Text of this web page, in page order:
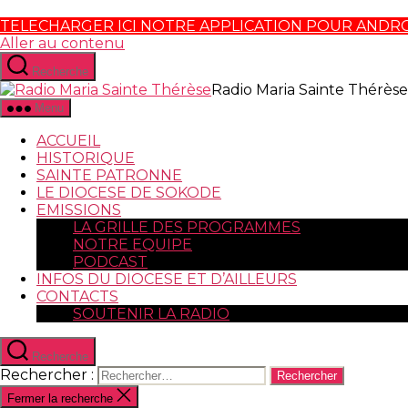
TELECHARGER ICI NOTRE APPLICATION POUR
Aller au contenu
Recherche
Radio Maria Sainte Thérèse
Menu
ACCUEIL
HISTORIQUE
SAINTE PATRONNE
LE DIOCESE DE SOKODE
EMISSIONS
LA GRILLE DES PROGRAMMES
NOTRE EQUIPE
PODCAST
INFOS DU DIOCESE ET D’AILLEURS
CONTACTS
SOUTENIR LA RADIO
Recherche
Rechercher :
Fermer la recherche